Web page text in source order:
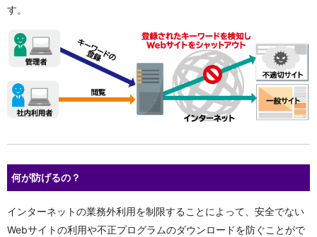
す。
何が防げるの？
インターネットの業務外利用を制限することによって、安全でない
Webサイトの利用や不正プログラムのダウンロードを防ぐことがで